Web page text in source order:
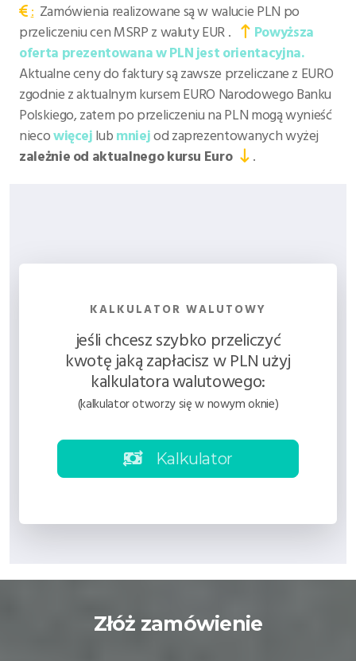
:Zamówienia realizowane są w walucie PLN po
przeliczeniu cen MSRP z waluty EUR .
Powyższa
oferta prezentowana w PLN jest orientacyjna.
Aktualne ceny do faktury są zawsze przeliczane z EURO
zgodnie z aktualnym kursem EURO Narodowego Banku
Polskiego, zatem po przeliczeniu na PLNmogą wynieść
niecowięcejlubmniejod zaprezentowanych wyżej
zależnie od aktualnego kursu Euro
.
KALKULATOR WALUTOWY
jeśli chcesz szybko przeliczyć
kwotę jaką zapłacisz w PLN użyj
kalkulatora walutowego:
(kalkulator otworzy się w nowym oknie)
Kalkulator
Złóż zamówienie